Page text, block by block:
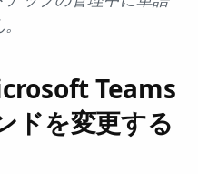
Teams
ドを変更する